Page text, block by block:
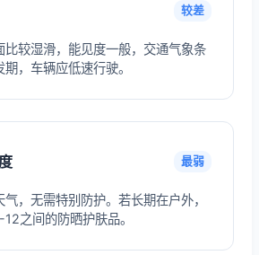
较差
比较湿滑，能见度一般，交通气象条
，车辆应低速行驶。
最弱
，无需特别防护。若长期在户外，
之间的防晒护肤品。